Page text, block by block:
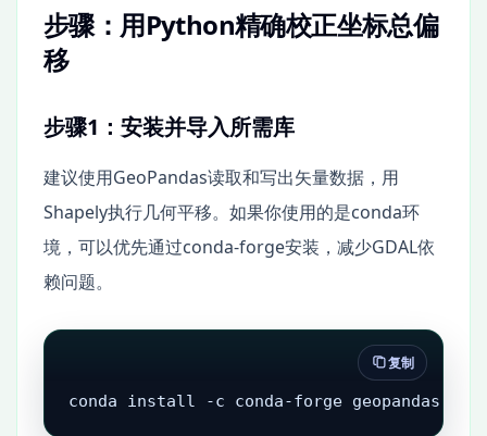
步骤：用Python精确校正坐标总偏
移
步骤1：安装并导入所需库
建议使用GeoPandas读取和写出矢量数据，用
Shapely执行几何平移。如果你使用的是conda环
境，可以优先通过conda-forge安装，减少GDAL依
赖问题。
conda install -c conda-forge geopandas
复制